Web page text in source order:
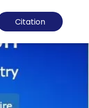
Citation